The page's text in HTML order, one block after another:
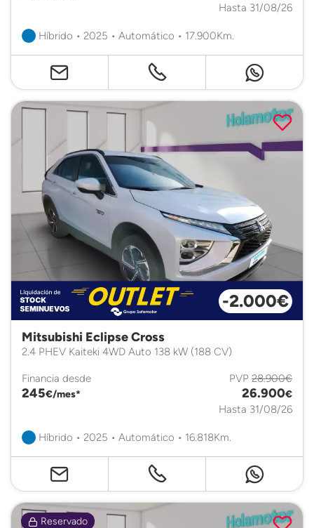
Hasta 31/08/26
Híbrido • 2025 • Automático • 17.900Km.
-2.000€
Mitsubishi Eclipse Cross
2.4 PHEV Kaiteki 4WD Auto 138 kW (188 CV)
Financia desde
245€/mes*
PVP 28.900€
26.900€
Hasta 31/08/26
Híbrido • 2025 • Automático • 16.818Km.
Reservado